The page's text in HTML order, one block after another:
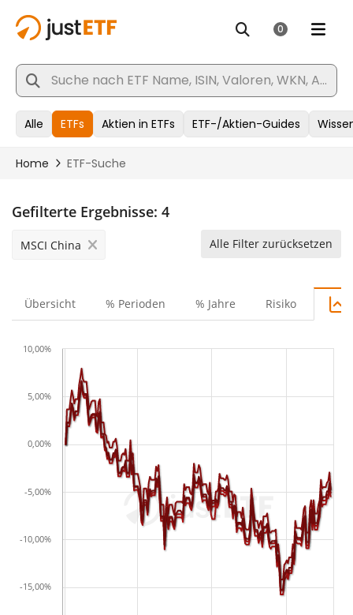
Gefilterte Ergebnisse: 4
MSCI China Alle Filter zurücksetzen
Übersicht % Perioden % Jahre Risiko
-15,00%
-10,00%
-5,00%
0,00%
5,00%
10,00%